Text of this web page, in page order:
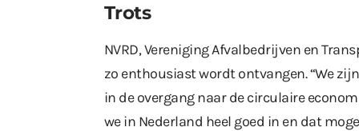
Trots
NVRD, Vereniging Afvalbedrijven en
zo enthousiast wordt ontvangen. “We
in de overgang naar de circulaire
we in Nederland heel goed in en dat